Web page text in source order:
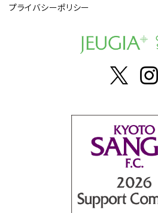
プライバシーポリシー